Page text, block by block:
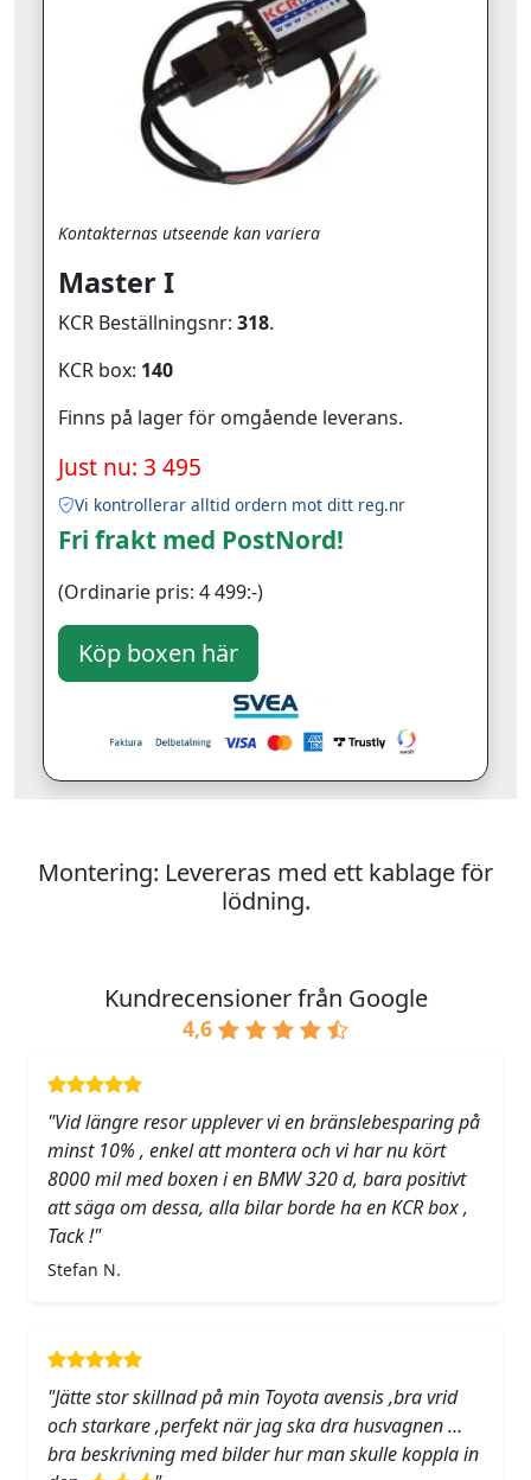
Kontakternas utseende kan variera
Master I
KCR Beställningsnr: 318.
KCR box: 140
Finns på lager för omgående leverans.
Just nu: 3 495
Vi kontrollerar alltid ordern mot ditt reg.nr
Fri frakt med PostNord!
(Ordinarie pris: 4 499:-)
Montering: Levereras med ett kablage för
lödning.
Kundrecensioner från Google
4,6
"Vid längre resor upplever vi en bränslebesparing på
minst 10% , enkel att montera och vi har nu kört
8000 mil med boxen i en BMW 320 d, bara positivt
att säga om dessa, alla bilar borde ha en KCR box ,
Tack !"
Stefan N.
"Jätte stor skillnad på min Toyota avensis ,bra vrid
och starkare ,perfekt när jag ska dra husvagnen …
bra beskrivning med bilder hur man skulle koppla in